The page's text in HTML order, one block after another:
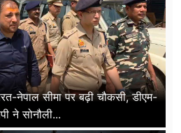
नेपाल सीमा पर बढ़ी चौकसी, डीएम-
ने सोनौली...